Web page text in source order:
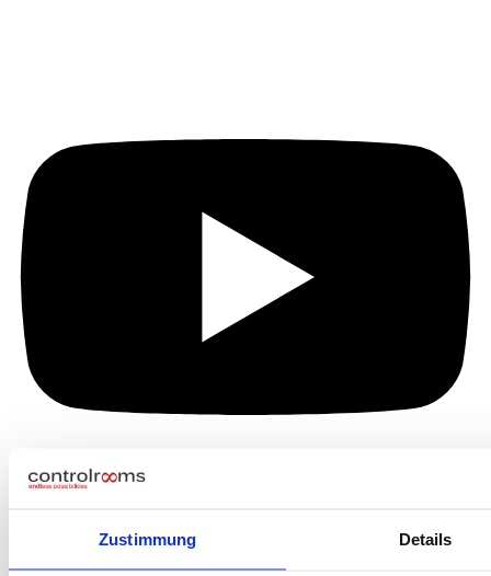
Zustimmung Details